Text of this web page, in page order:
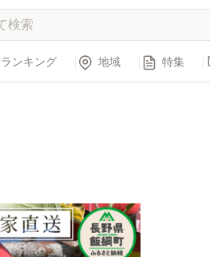
ランキング 地域 特集